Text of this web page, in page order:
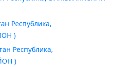
Республика,
)
Республика,
)